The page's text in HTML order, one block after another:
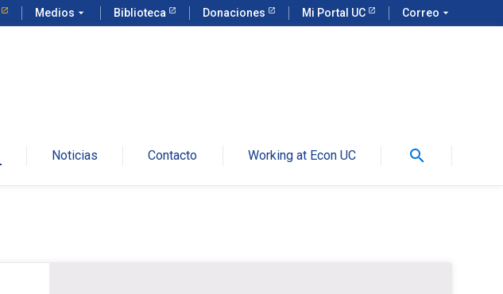
Medios arrow_drop_down Biblioteca Donaciones Mi Portal UC Correo arrow_drop_down
Noticias Contacto Working at Econ UC search